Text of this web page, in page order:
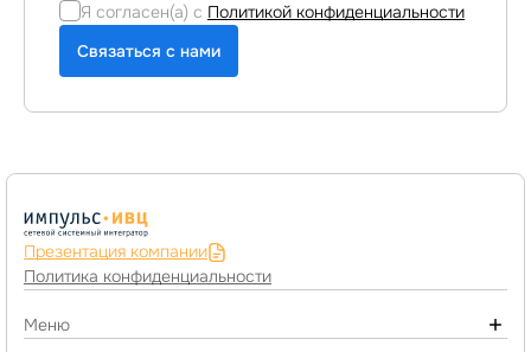
Я согласен(а) с Политикой конфиденциальности
Связаться с нами
Презентация компании
Политика конфиденциальности
Меню